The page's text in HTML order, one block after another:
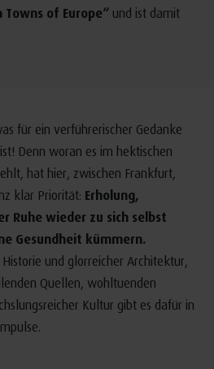
Towns of Europe“ und ist damit
für ein verführerischer Gedanke
Denn woran es im hektischen
hat hier, zwischen Frankfurt,
klar Priorität: Erholung,
Ruhe wieder zu sich selbst
Gesundheit kümmern.
und glorreicher Architektur,
Quellen, wohltuenden
Kultur gibt es dafür in